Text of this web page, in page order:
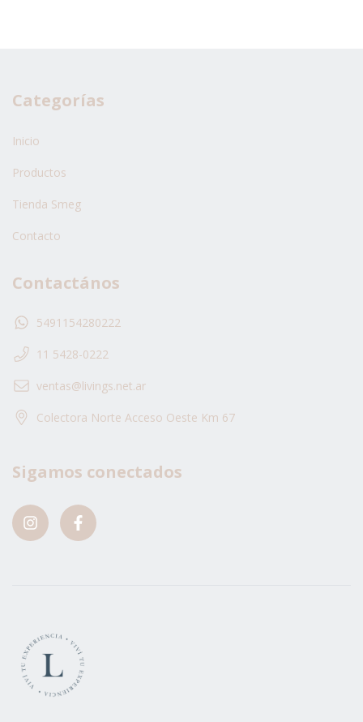
Categorías
Inicio
Productos
Tienda Smeg
Contacto
Contactános
5491154280222
11 5428-0222
ventas@livings.net.ar
Colectora Norte Acceso Oeste Km 67
Sigamos conectados